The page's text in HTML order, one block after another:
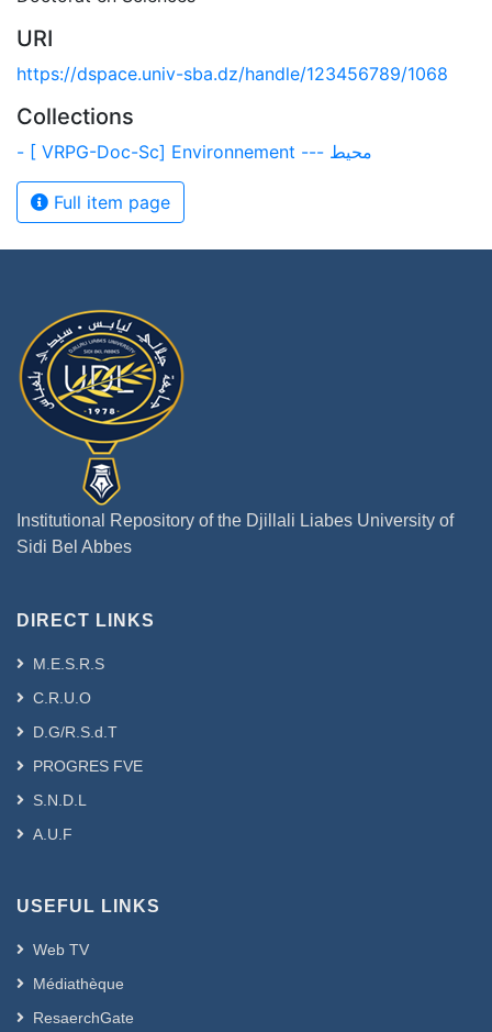
URI
https://dspace.univ-sba.dz/handle/123456789/1068
Collections
- [ VRPG-Doc-Sc] Environnement --- محيط
Full item page
Institutional Repository of the Djillali Liabes University of
Sidi Bel Abbes
DIRECT LINKS
M.E.S.R.S
C.R.U.O
D.G/R.S.d.T
PROGRES FVE
S.N.D.L
A.U.F
USEFUL LINKS
Web TV
Médiathèque
ResaerchGate